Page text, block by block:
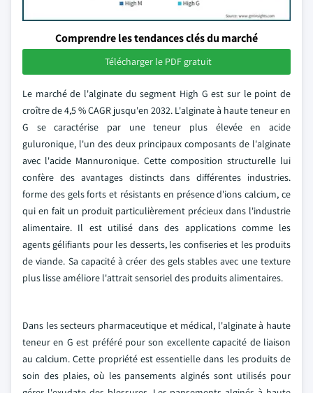
Comprendre les tendances clés du marché
Télécharger le PDF gratuit
Le marché de l'alginate du segment High G est sur le point de
croître de 4,5 % CAGR jusqu'en 2032. L'alginate à haute teneur en
G se caractérise par une teneur plus élevée en acide
guluronique, l'un des deux principaux composants de l'alginate
avec l'acide Mannuronique. Cette composition structurelle lui
confère des avantages distincts dans différentes industries.
forme des gels forts et résistants en présence d'ions calcium, ce
qui en fait un produit particulièrement précieux dans l'industrie
alimentaire. Il est utilisé dans des applications comme les
agents gélifiants pour les desserts, les confiseries et les produits
de viande. Sa capacité à créer des gels stables avec une texture
plus lisse améliore l'attrait sensoriel des produits alimentaires.
Dans les secteurs pharmaceutique et médical, l'alginate à haute
teneur en G est préféré pour son excellente capacité de liaison
au calcium. Cette propriété est essentielle dans les produits de
soin des plaies, où les pansements alginés sont utilisés pour